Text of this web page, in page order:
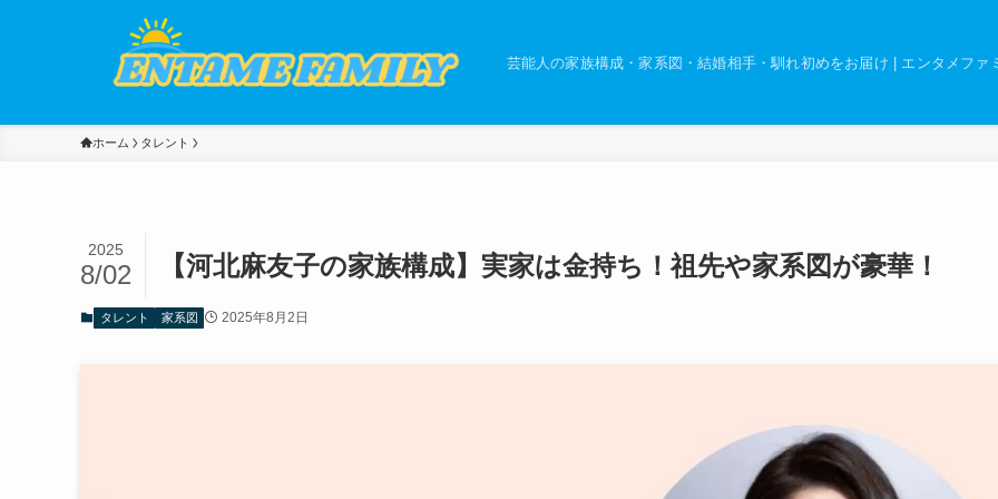
芸能人の家族構成・家系図・結婚相手・馴れ初めをお届け | エンタメファ
ホーム タレント
【河北麻友子の家族構成】実家は金持ち！祖先や家系図が豪華！
2025
8/02
タレント 家系図 2025年8月2日